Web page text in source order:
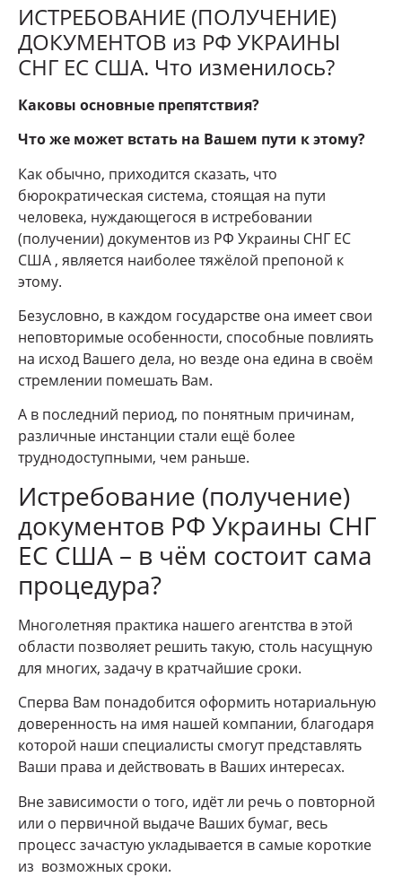
ИСТРЕБОВАНИЕ (ПОЛУЧЕНИЕ)
ДОКУМЕНТОВ из РФ УКРАИНЫ
СНГ ЕС США. Что изменилось?
Каковы основные препятствия?
Что же может встать на Вашем пути к этому?
Как обычно, приходится сказать, что
бюрократическая система, стоящая на пути
человека, нуждающегося в истребовании
(получении) документов из РФ Украины СНГ ЕС
США , является наиболее тяжёлой препоной к
этому.
Безусловно, в каждом государстве она имеет свои
неповторимые особенности, способные повлиять
на исход Вашего дела, но везде она едина в своём
стремлении помешать Вам.
А в последний период, по понятным причинам,
различные инстанции стали ещё более
труднодоступными, чем раньше.
Истребование (получение)
документов РФ Украины СНГ
ЕС США – в чём состоит сама
процедура?
Многолетняя практика нашего агентства в этой
области позволяет решить такую, столь насущную
для многих, задачу в кратчайшие сроки.
Сперва Вам понадобится оформить нотариальную
доверенность на имя нашей компании, благодаря
которой наши специалисты смогут представлять
Ваши права и действовать в Ваших интересах.
Вне зависимости о того, идёт ли речь о повторной
или о первичной выдаче Ваших бумаг, весь
процесс зачастую укладывается в самые короткие
из возможных сроки.